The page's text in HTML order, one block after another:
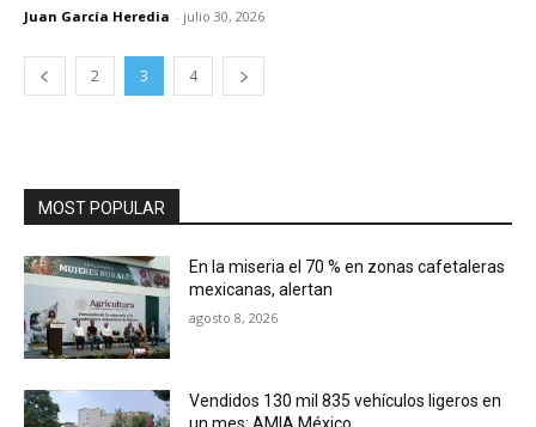
Juan García Heredia - julio 30, 2026
2 3 4
MOST POPULAR
En la miseria el 70 % en zonas cafetaleras
mexicanas, alertan
agosto 8, 2026
Vendidos 130 mil 835 vehículos ligeros en
un mes: AMIA México